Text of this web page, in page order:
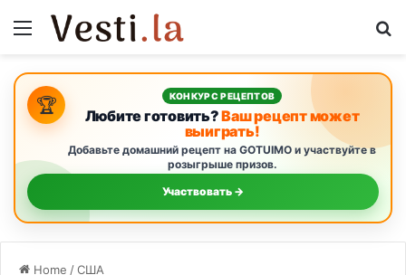
Menu
🏆 КОНКУРС РЕЦЕПТОВ
Любите готовить?Ваш рецепт может
выиграть!
Добавьте домашний рецепт на GOTUIMO и участвуйте в
розыгрыше призов.
Участвовать →
Home /США